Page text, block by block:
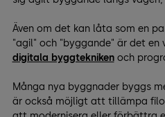
Även om det kan låta som en
"agil" och "byggande" är det en
digitala byggteknikenoch
Många nya byggnader byggs
är också möjligt att tillämpa